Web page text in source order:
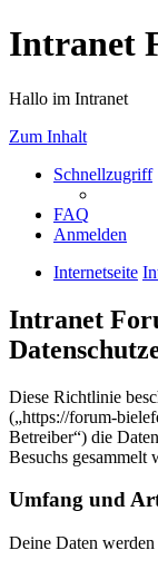
Intranet
Hallo im Intranet
Zum Inhalt
Schnellzugriff
FAQ
Anmelden
Internetseite
Intranet
Diese Richtlinie
(„https://forum-
Betreiber“) die
Besuchs gesammelt
Umfang und
Deine Daten